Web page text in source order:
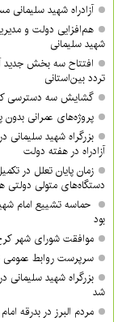
آزادراه شهید
هم‌افزایی دولت و
شهید سلیمانی
افتتاح سه بخش جدید
تردد بین‌استانی
گشایش سه دسترسی
پروژه‌های عمرانی
آزادراه در هفته دولت
زمان پایان تعلل در
دستگاه‌های متولی دولتی
حماسه تشییع امام
بود
موافقت شورای شهر
سرپرست روابط
بزرگراه شهید
شد
مردم البرز در بدرقه